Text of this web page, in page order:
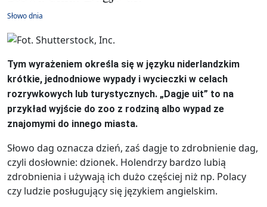
Słowo dnia
Tym wyrażeniem określa się w języku niderlandzkim
krótkie, jednodniowe wypady i wycieczki w celach
rozrywkowych lub turystycznych. „Dagje uit” to na
przykład wyjście do zoo z rodziną albo wypad ze
znajomymi do innego miasta.
Słowo dag oznacza dzień, zaś dagje to zdrobnienie dag,
czyli dosłownie: dzionek. Holendrzy bardzo lubią
zdrobnienia i używają ich dużo częściej niż np. Polacy
czy ludzie posługujący się językiem angielskim.